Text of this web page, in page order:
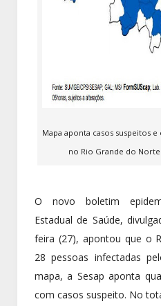
Mapa aponta casos suspeitos
no Rio Grande do
O novo boletim
Estadual de Saúde,
feira (27), apontou que o
28 pessoas infectadas
mapa, a Sesap aponta
com casos suspeito. No